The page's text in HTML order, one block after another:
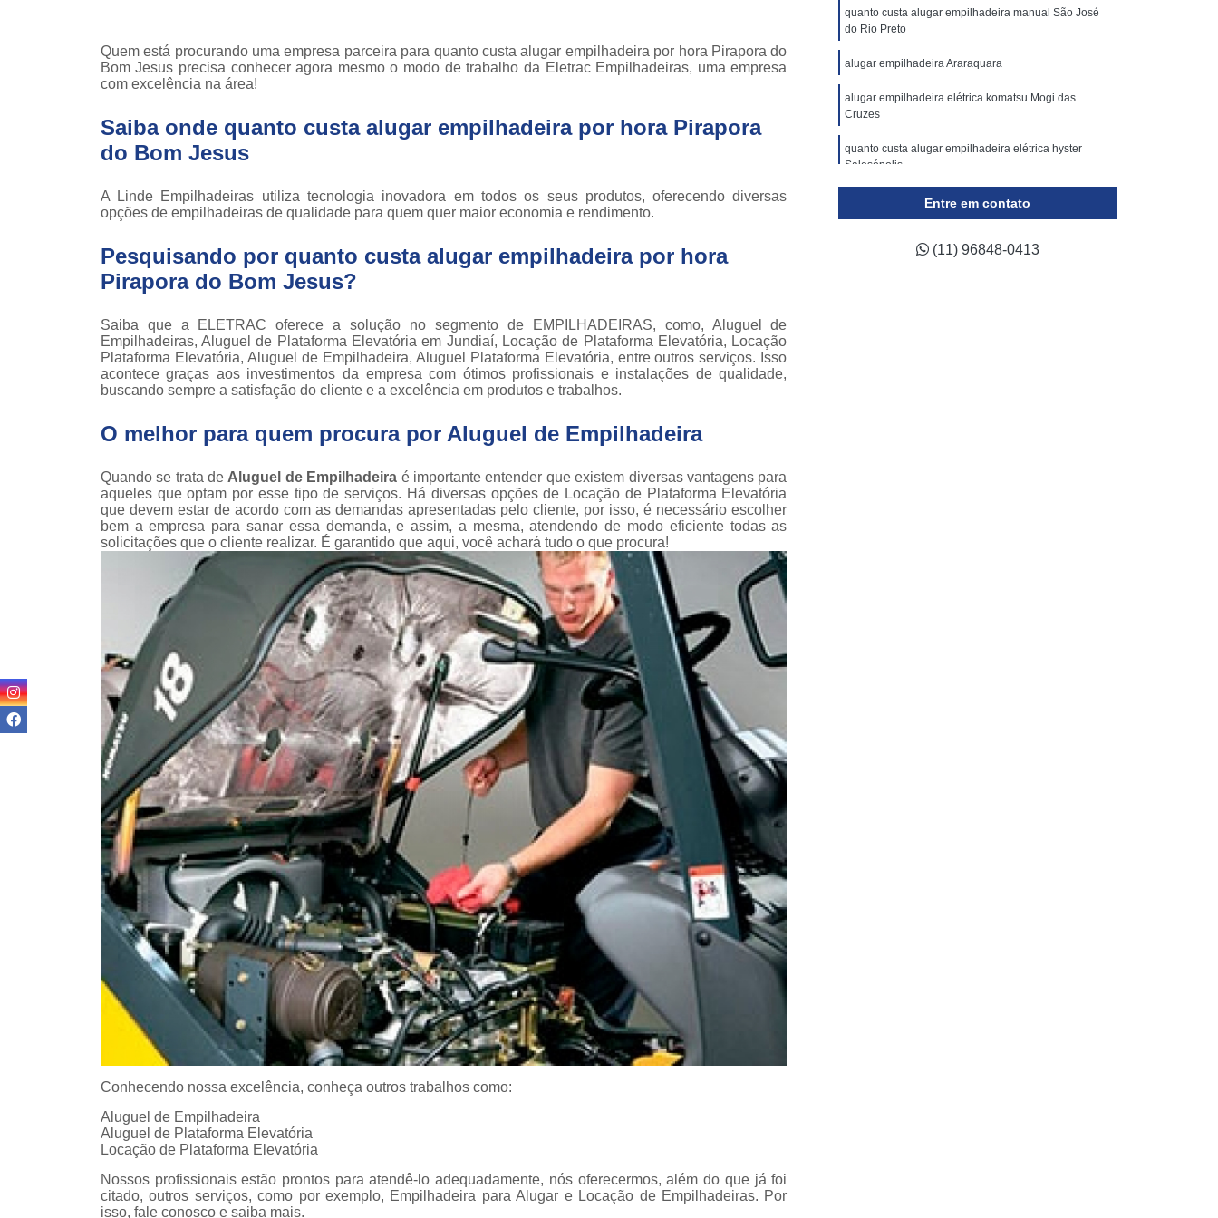
Locar
empilhadeiras
empilhadeiras
Peças para
empilhadeira
Peças para
empilhadeira still
empilhadeiras
Plataformas
articuladas
Venda de
Venda de
empilhadeiras
skam
Venda de peças
para
empilhadeiras
Locação de Plataforma Tesoura Articulada
Locação Plataforma Tesoura
Plataforma Tipo Tesoura Aluguel
Assistência Técnica de Empilhadeira
Assistência Técnica de Empilhadeira a Gás
Assistência Técnica de Empilhadeira Elétrica
Assistência Técnica de Empilhadeira Hyster
Assistência Técnica de Empilhadeira Komatsu
Assistência Técnica de Empilhadeira Skam
Assistência Técnica de Empilhadeira Toyota
Assistência Técnica de Empilhadeira Yale
Assistência Técnica para Empilhadeira Trilateral
Conserto de Empilhadeira a Gás
Conserto de Empilhadeira Manual
Conserto de Empilhadeira Toyota
Conserto para Empilhadeira Industrial
Conserto para Empilhadeira Trilateral
Conserto de Empilhadeira Elétrica Articulada
Conserto de Empilhadeira Elétrica de Contrapeso
Conserto de Empilhadeira Elétrica Hangcha
Conserto de Empilhadeira Elétrica Locação
Conserto de Empilhadeira Elétrica para Alugar
Conserto de Empilhadeira Elétrica para Corredores Estreitos
Conserto de Empilhadeira Elétrica para Locação
Conserto de Empilhadeira Elétrica Skam
Conserto de Empilhadeira Elétrica Toyota
Conserto de Empilhadeira Elétrica Tracionaria
Conserto de Empilhadeira Hidráulica Elétrica
Empilhadeira Balançada e Contrabalançada Guarulhos
Empilhadeira Contrabalançada 2t Vinhedo
Empilhadeira Contrabalançada 4 Rodas Jundiaí
Empilhadeira Contrabalançada com Torre Retrátil Itu
Empilhadeira Contrabalançada à Combustão Itupeva
Empilhadeira Contrabalançada Elétrica Osasco
Empilhadeira Elétrica Contrabalançada Barueri
Quem está procurando uma empresa parceira para quanto custa alugar empilhadeira por hora Pirapora do
Bom Jesus precisa conhecer agora mesmo o modo de trabalho da Eletrac Empilhadeiras, uma empresa
com excelência na área!
Saiba onde quanto custa alugar empilhadeira por hora Pirapora
do Bom Jesus
A Linde Empilhadeiras utiliza tecnologia inovadora em todos os seus produtos, oferecendo diversas
opções de empilhadeiras de qualidade para quem quer maior economia e rendimento.
Pesquisando por quanto custa alugar empilhadeira por hora
Pirapora do Bom Jesus?
Saiba que a ELETRAC oferece a solução no segmento de EMPILHADEIRAS, como, Aluguel de
Empilhadeiras, Aluguel de Plataforma Elevatória em Jundiaí, Locação de Plataforma Elevatória, Locação
Plataforma Elevatória, Aluguel de Empilhadeira, Aluguel Plataforma Elevatória, entre outros serviços. Isso
acontece graças aos investimentos da empresa com ótimos profissionais e instalações de qualidade,
buscando sempre a satisfação do cliente e a excelência em produtos e trabalhos.
O melhor para quem procura por Aluguel de Empilhadeira
Quando se trata de Aluguel de Empilhadeira é importante entender que existem diversas vantagens para
aqueles que optam por esse tipo de serviços. Há diversas opções de Locação de Plataforma Elevatória
que devem estar de acordo com as demandas apresentadas pelo cliente, por isso, é necessário escolher
bem a empresa para sanar essa demanda, e assim, a mesma, atendendo de modo eficiente todas as
solicitações que o cliente realizar. É garantido que aqui, você achará tudo o que procura!
Conhecendo nossa excelência, conheça outros trabalhos como:
Aluguel de Empilhadeira
Aluguel de Plataforma Elevatória
Locação de Plataforma Elevatória
Nossos profissionais estão prontos para atendê-lo adequadamente, nós oferecermos, além do que já foi
citado, outros serviços, como por exemplo, Empilhadeira para Alugar e Locação de Empilhadeiras. Por
isso, fale conosco e saiba mais.
quanto custa alugar empilhadeira manual São José
do Rio Preto
alugar empilhadeira Araraquara
alugar empilhadeira elétrica komatsu Mogi das
Cruzes
quanto custa alugar empilhadeira elétrica hyster
Salesópolis
quanto custa alugar empilhadeira elétrica hyster ABC
Entre em contato
(11) 96848-0413